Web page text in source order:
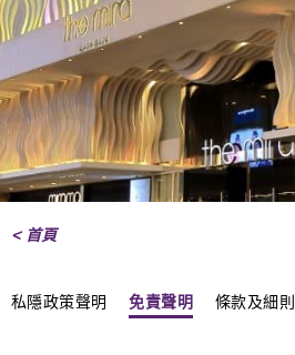
< 首頁
私隱政策聲明 免責聲明 條款及細則